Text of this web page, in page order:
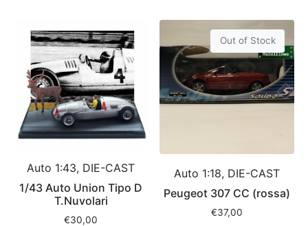
Auto 1:43, DIE-CAST
1/43 Auto Union Tipo D
T.Nuvolari
€30,00
Out of Stock
Auto 1:18, DIE-CAST
Peugeot 307 CC (rossa)
€37,00